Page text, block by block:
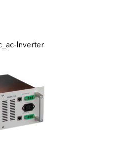
Inverter